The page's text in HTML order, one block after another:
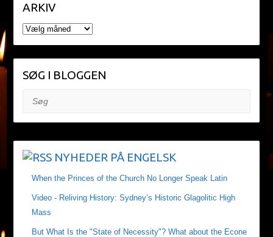
ARKIV
ARKIV
SØG I BLOGGEN
Søg
NYHEDER PÅ ENGELSK
When the Princes of the Church No Longer Speak Latin
Video - Reliving History: Sydney’s Historic Glagolitic High
Mass
But What Is the "State of Necessity"? What about the Econe